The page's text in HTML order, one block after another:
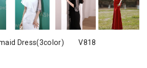
Dress(3color) V818